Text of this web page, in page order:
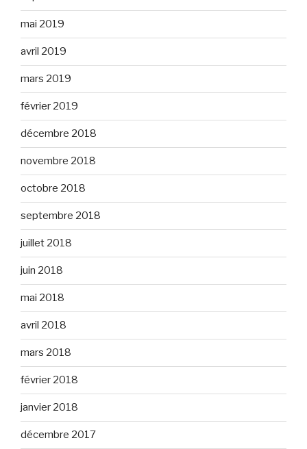
mai 2019
avril 2019
mars 2019
février 2019
décembre 2018
novembre 2018
octobre 2018
septembre 2018
juillet 2018
juin 2018
mai 2018
avril 2018
mars 2018
février 2018
janvier 2018
décembre 2017